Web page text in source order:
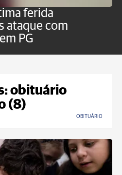
ferida
ataque com
PG
obituário
(8)
OBITUÁRIO